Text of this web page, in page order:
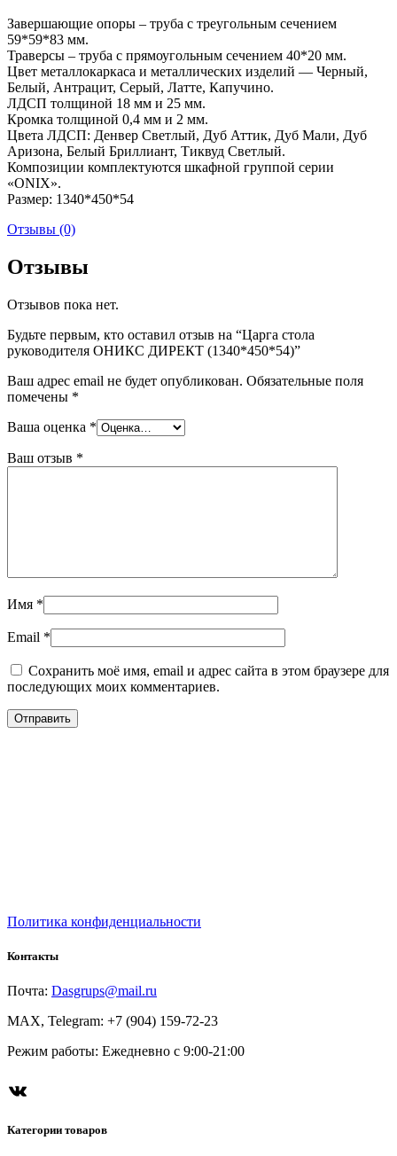
Завершающие опоры – труба с треугольным сечением
59*59*83 мм.
Траверсы – труба с прямоугольным сечением 40*20 мм.
Цвет металлокаркаса и металлических изделий — Черный,
Белый, Антрацит, Серый, Латте, Капучино.
ЛДСП толщиной 18 мм и 25 мм.
Кромка толщиной 0,4 мм и 2 мм.
Цвета ЛДСП: Денвер Светлый, Дуб Аттик, Дуб Мали, Дуб
Аризона, Белый Бриллиант, Тиквуд Светлый.
Композиции комплектуются шкафной группой серии
«ONIX».
Размер: 1340*450*54
Отзывы (0)
Отзывы
Отзывов пока нет.
Будьте первым, кто оставил отзыв на “Царга стола
руководителя ОНИКС ДИРЕКТ (1340*450*54)”
Ваш адрес email не будет опубликован. Обязательные поля
помечены *
Ваша оценка *
Ваш отзыв *
Имя *
Email *
Сохранить моё имя, email и адрес сайта в этом браузере для
последующих моих комментариев.
Политика конфиденциальности
Контакты
Почта: Dasgrups@mail.ru
MAX, Telegram: +7 (904) 159-72-23
Режим работы: Ежедневно с 9:00-21:00
ВКонтакте
Категории товаров